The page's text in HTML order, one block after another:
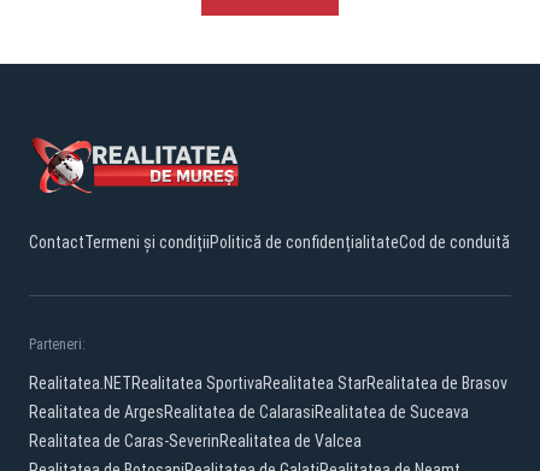
ContactTermeni și condițiiPolitică de confidențialitateCod de conduită
Parteneri:
Realitatea.NETRealitatea SportivaRealitatea StarRealitatea de Brasov
Realitatea de ArgesRealitatea de CalarasiRealitatea de Suceava
Realitatea de Caras-SeverinRealitatea de Valcea